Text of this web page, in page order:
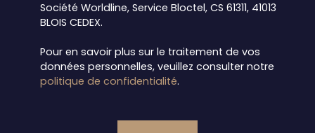
Société Worldline, Service Bloctel, CS 61311, 41013
BLOIS CEDEX.
Pour en savoir plus sur le traitement de vos
données personnelles, veuillez consulter notre
politique de confidentialité.